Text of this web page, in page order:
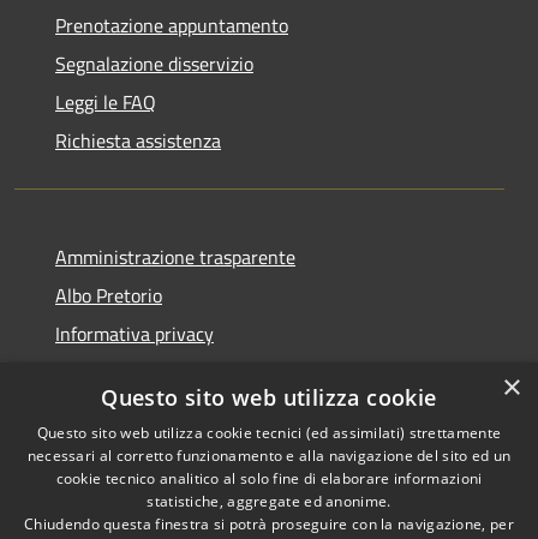
Prenotazione appuntamento
Segnalazione disservizio
Leggi le FAQ
Richiesta assistenza
Amministrazione trasparente
Albo Pretorio
Informativa privacy
Dichiarazione di accessibilità
RSS Copyright © 2026 • Comune di
×
Questo sito web utilizza cookie
Questo sito web utilizza cookie tecnici (ed assimilati) strettamente
necessari al corretto funzionamento e alla navigazione del sito ed un
cookie tecnico analitico al solo fine di elaborare informazioni
statistiche, aggregate ed anonime.
Chiudendo questa finestra si potrà proseguire con la navigazione, per